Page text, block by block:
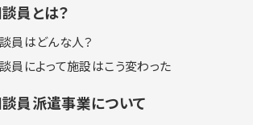
員とは？
員はどんな人？
員によって施設はこう変わった
員派遣事業について